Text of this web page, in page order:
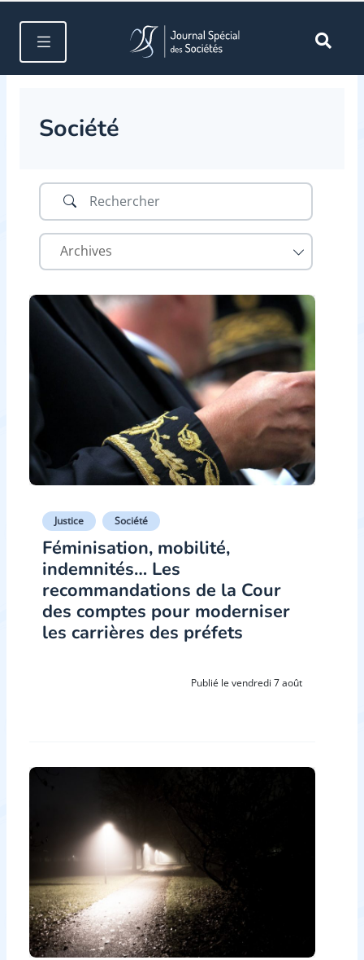
Société
Justice Société
Féminisation, mobilité,
indemnités… Les
recommandations de la Cour
des comptes pour moderniser
les carrières des préfets
Publié le vendredi 7 août